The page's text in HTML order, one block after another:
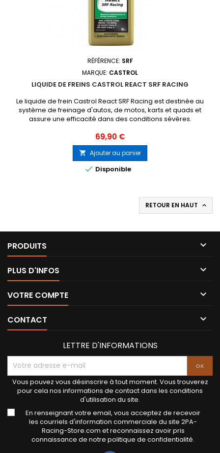
RÉFÉRENCE: SRF
MARQUE: CASTROL
LIQUIDE DE FREINS CASTROL REACT SRF RACING
Le liquide de frein Castrol React SRF Racing est destinée au
système de freinage d'autos, de motos, karts et quads et
assure une efficacité dans des conditions sévères.
Prix
69,90 €
 Ajouter au panier
 Disponible
RETOUR EN HAUT 
PRODUITS 
PLUS D'INFOS 
VOTRE COMPTE 
CONTACT 
LETTRE D'INFORMATIONS
Vous pouvez vous désinscrire à tout moment. Vous trouverez
pour cela nos informations de contact dans les conditions
d'utilisation du site.
En renseignant votre email, vous acceptez de recevoir
les courriels d'information commerciale du site 2PA-
Racing-Store.com et reconnaissez avoir pris
connaissance de notre politique de confidentialité.